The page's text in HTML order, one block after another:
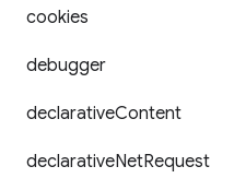
cookies
debugger
declarativeContent
declarativeNetRequest